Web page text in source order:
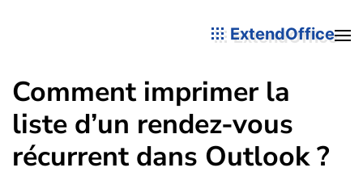
ExtendOffice
Comment imprimer la
liste d’un rendez-vous
récurrent dans Outlook ?